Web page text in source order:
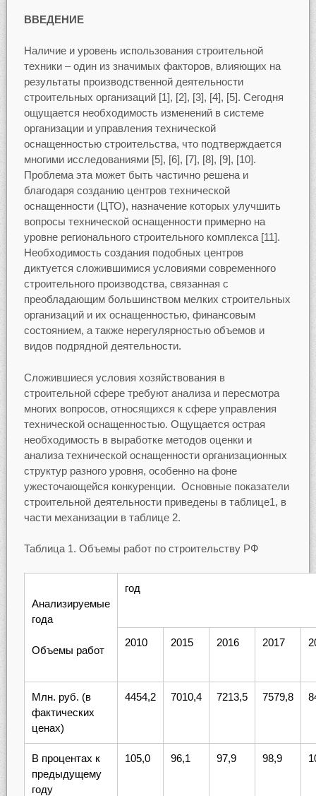
ВВЕДЕНИЕ
Наличие и уровень использования строительной
техники – один из значимых факторов, влияющих на
результаты производственной деятельности
строительных организаций [1], [2], [3], [4], [5]. Сегодня
ощущается необходимость изменений в системе
организации и управления технической
оснащенностью строительства, что подтверждается
многими исследованиями [5], [6], [7], [8], [9], [10].
Проблема эта может быть частично решена и
благодаря созданию центров технической
оснащенности (ЦТО), назначение которых улучшить
вопросы технической оснащенности примерно на
уровне регионального строительного комплекса [11].
Необходимость создания подобных центров
диктуется сложившимися условиями современного
строительного производства, связанная с
преобладающим большинством мелких строительных
организаций и их оснащенностью, финансовым
состоянием, а также нерегулярностью объемов и
видов подрядной деятельности.
Сложившиеся условия хозяйствования в
строительной сфере требуют анализа и пересмотра
многих вопросов, относящихся к сфере управления
технической оснащенностью. Ощущается острая
необходимость в выработке методов оценки и
анализа технической оснащенности организационных
структур разного уровня, особенно на фоне
ужесточающейся конкуренции. Основные показатели
строительной деятельности приведены в таблице1, в
части механизации в таблице 2.
Таблица 1. Объемы работ по строительству РФ
Анализируемые
года
Объемы работ
год
2010 2015 2016 2017
Млн. руб. (в
фактических
ценах)
4454,2 7010,4 7213,5 7579,8
В процентах к
предыдущему
году
105,0 96,1 97,9 98,9